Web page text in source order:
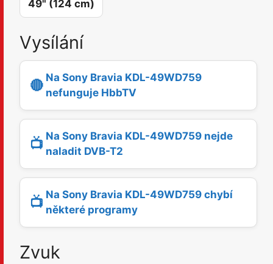
49" (124 cm)
Vysílání
🔴 Na Sony Bravia KDL-49WD759
nefunguje HbbTV
📺 Na Sony Bravia KDL-49WD759 nejde
naladit DVB-T2
📺 Na Sony Bravia KDL-49WD759 chybí
některé programy
Zvuk